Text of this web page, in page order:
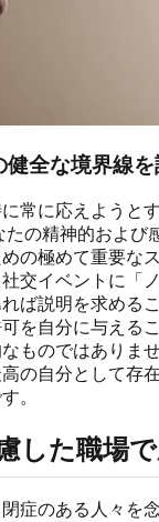
健全な境界線
常に応えようと
の精神的および
の極めて重要な
交イベントに「
ば説明を求める
を自分に与える
ものではありま
の自分として存
。
した職場
症のある人々を